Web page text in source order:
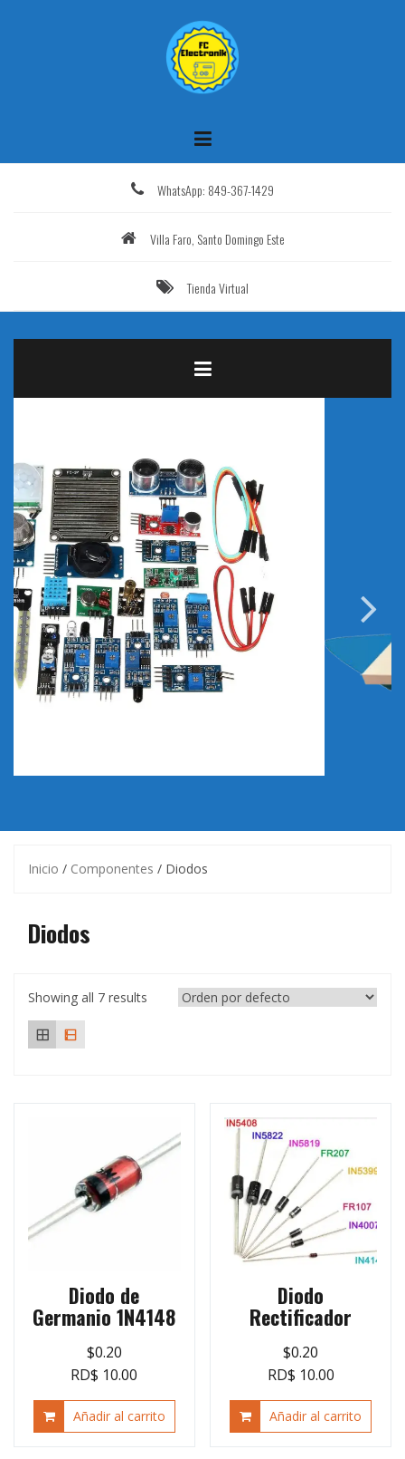
WhatsApp: 849-367-1429
Villa Faro, Santo Domingo Este
Tienda Virtual
Inicio / Componentes / Diodos
Diodos
Showing all 7 results
Diodo de
Germanio 1N4148
$0.20
RD$ 10.00
Añadir al carrito
Diodo
Rectificador
$0.20
RD$ 10.00
Añadir al carrito